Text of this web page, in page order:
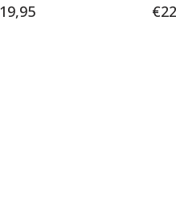
19,95 €